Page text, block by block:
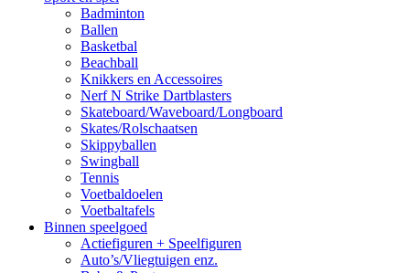
Badminton
Ballen
Basketbal
Beachball
Knikkers en Accessoires
Nerf N Strike Dartblasters
Skateboard/Waveboard/Longboard
Skates/Rolschaatsen
Skippyballen
Swingball
Tennis
Voetbaldoelen
Voetbaltafels
Binnen speelgoed
Actiefiguren + Speelfiguren
Auto’s/Vliegtuigen enz.